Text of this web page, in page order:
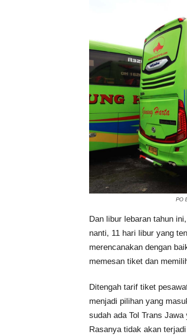
PO
Dan libur lebaran tahun
nanti, 11 hari libur yang
merencanakan dengan
memesan tiket dan
Ditengah tarif tiket
menjadi pilihan yang
sudah ada Tol Trans
Rasanya tidak akan